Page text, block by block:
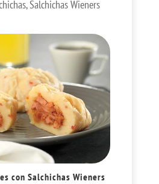
,Salchichas Wieners
con Salchichas Wieners